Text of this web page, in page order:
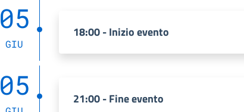
05
GIU
18:00 - Inizio evento
05 21:00 - Fine evento